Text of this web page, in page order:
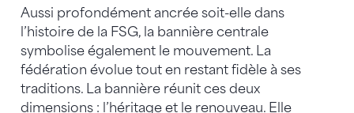
Aussi profondément ancrée soit-elle dans
l’histoire de la FSG, la bannière centrale
symbolise également le mouvement. La
fédération évolue tout en restant fidèle à ses
traditions. La bannière réunit ces deux
dimensions : l’héritage et le renouveau. Elle